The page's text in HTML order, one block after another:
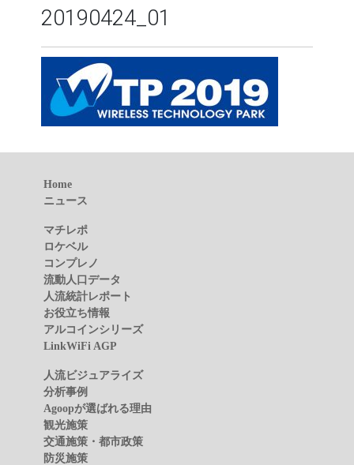
20190424_01
Home
ニュース
マチレポ
ロケベル
コンプレノ
流動人口データ
人流統計レポート
お役立ち情報
アルコインシリーズ
LinkWiFi AGP
人流ビジュアライズ
分析事例
Agoopが選ばれる理由
観光施策
交通施策・都市政策
防災施策